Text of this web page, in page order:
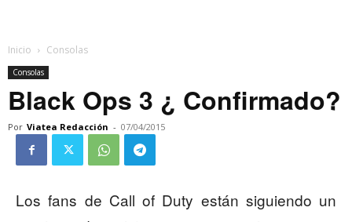
Inicio Consolas
Consolas
Black Ops 3 ¿ Confirmado?
Por Viatea Redacción - 07/04/2015
Los fans de Call of Duty están siguiendo un